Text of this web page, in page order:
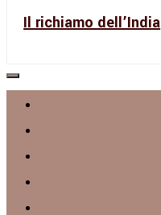
Il richiamo dell’India